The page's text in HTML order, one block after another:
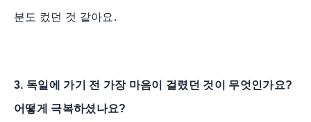
분도 컸던 것 같아요.
3. 독일에 가기 전 가장 마음이 걸렸던 것이 무엇인가요?
어떻게 극복하셨나요?